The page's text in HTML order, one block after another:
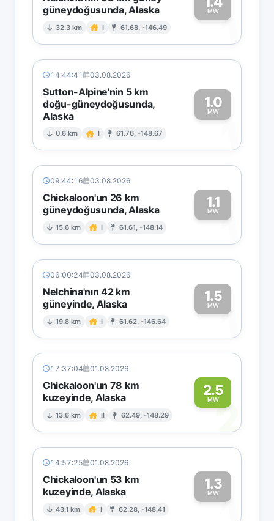
güneydoğusunda, Alaska
32.3 km I 61.68, -146.49
MW1
14:44:41 03.08.2026
Sutton-Alpine'nin 5 km
doğu-güneydoğusunda,
Alaska
0.6 km I 61.76, -148.67
1.0
MW
1
09:44:16 03.08.2026
Chickaloon'un 26 km
güneydoğusunda, Alaska
15.6 km I 61.61, -148.14
1.1
MW1
06:00:24 03.08.2026
Nelchina'nın 42 km
güneyinde, Alaska
19.8 km I 61.62, -146.64
1.5
MW1
17:37:04 01.08.2026
Chickaloon'un 78 km
kuzeyinde, Alaska
13.6 km II 62.49, -148.29
2.5
MW2
14:57:25 01.08.2026
Chickaloon'un 53 km
kuzeyinde, Alaska
43.1 km I 62.28, -148.41
1.3
MW